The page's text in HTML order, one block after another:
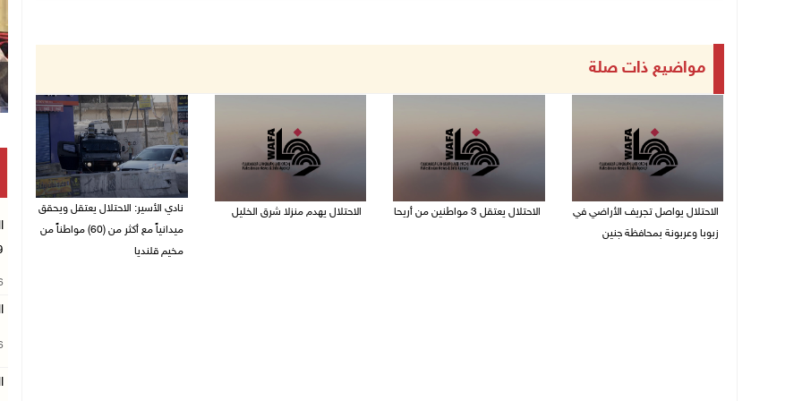
مواضيع ذات صلة
الاحتلال يواصل تجريف الأراضي في
زبوبا وعربونة بمحافظة جنين
الاحتلال يعتقل 3 مواطنين من أريحا الاحتلال يهدم منزلا شرق الخليل
نادي الأسير: الاحتلال يعتقل ويحقق
ميدانياً مع أكثر من (60) مواطناً من
مخيم قلنديا